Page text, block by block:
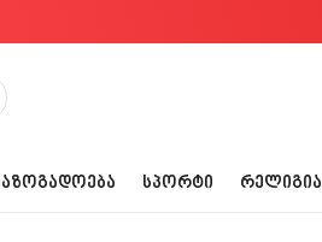
ᲡᲞᲝᲠᲢᲘ ᲠᲔᲚᲘᲒᲘᲐ